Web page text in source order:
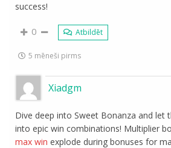
success!
0 Atbildēt
5 mēneši pirms
Xiadgm
Dive deep into Sweet Bonanza and let
into epic win combinations! Multiplier
max win explode during bonuses for